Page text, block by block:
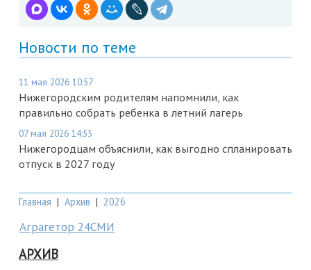
Новости по теме
11 мая 2026 10:57
Нижегородским родителям напомнили, как
правильно собрать ребенка в летний лагерь
07 мая 2026 14:55
Нижегородцам объяснили, как выгодно спланировать
отпуск в 2027 году
Главная | Архив | 2026
Аграгетор 24СМИ
АРХИВ